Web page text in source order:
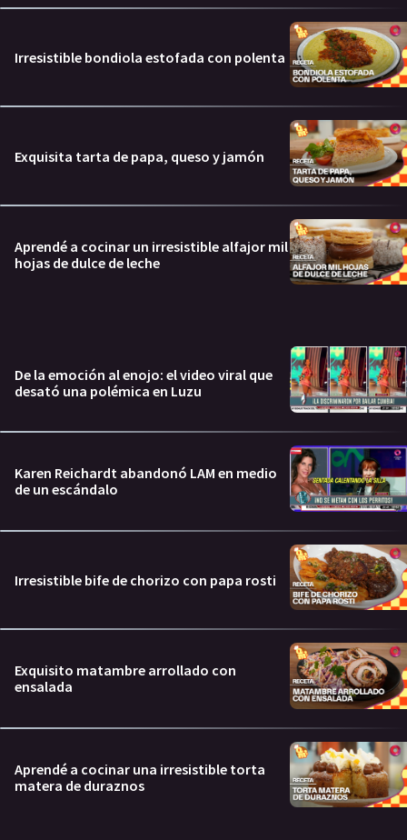
Irresistible bondiola estofada con polenta
Exquisita tarta de papa, queso y jamón
Aprendé a cocinar un irresistible alfajor mil
hojas de dulce de leche
De la emoción al enojo: el video viral que
desató una polémica en Luzu
Karen Reichardt abandonó LAM en medio
de un escándalo
Irresistible bife de chorizo con papa rosti
Exquisito matambre arrollado con
ensalada
Aprendé a cocinar una irresistible torta
matera de duraznos